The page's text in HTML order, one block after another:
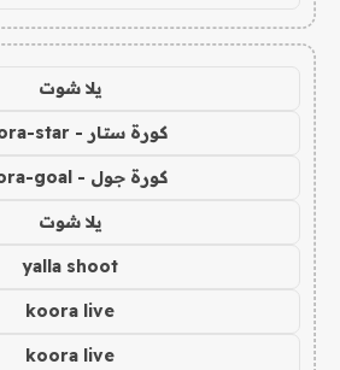
يلا شوت
كورة ستار - koora-star
كورة جول - koora-goal
يلا شوت
yalla shoot
koora live
koora live